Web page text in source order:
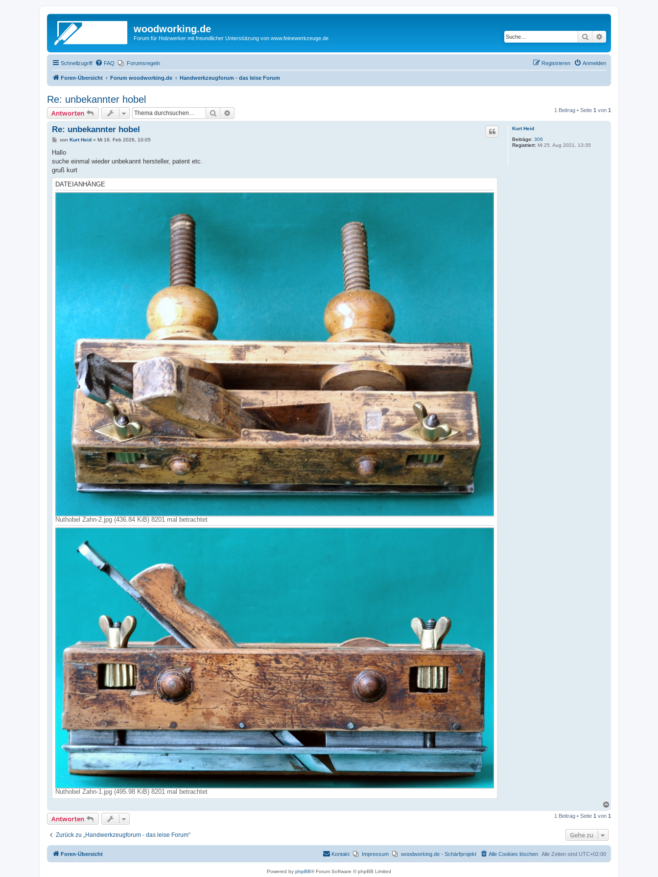
woodworking.de
Forum für Holzwerker mit freundlicher Unterstützung von www.feinewerkzeuge.de Suche
Schnellzugriff FAQ Forumsregeln Anmelden
Registrieren
Foren-Übersicht Forum woodworking.de Handwerkzeugforum - das leise Forum
Re: unbekannter hobel
Antworten Suche 1 Beitrag • Seite 1 von 1
Kurt Heid
Beiträge: 306
Registriert: Mi 25. Aug 2021, 13:35
Re: unbekannter hobel
B
i
r
a
von Kurt Heid» Mi 18. Feb 2026, 10:05
Hallo
suche einmal wieder unbekannt hersteller, patent etc.
gruß kurt
DATEIANHÄNGE
Nuthobel Zahn-2.jpg (436.84 KiB) 8201 mal betrachtet
Nuthobel Zahn-1.jpg (495.98 KiB) 8201 mal betrachtet
c
Antworten 1 Beitrag • Seite 1 von 1
Zurück zu „Handwerkzeugforum - das leise Forum“ Gehe zu
Foren-Übersicht Alle Zeiten sind UTC+02:00
Alle Cookies löschen
woodworking.de - Schärfprojekt
Impressum
Kontakt
Powered by phpBB® Forum Software © phpBB Limited